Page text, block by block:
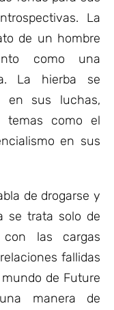
La
de un hombre
como una
La hierba se
en sus luchas,
temas como el
en sus
de drogarse y
se trata solo de
las cargas
fallidas
de Future
manera de